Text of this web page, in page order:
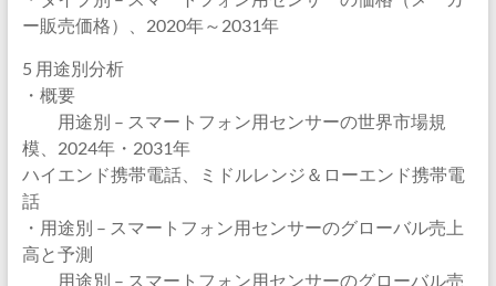
ー販売価格）、2020年～2031年
5 用途別分析
・概要
用途別 – スマートフォン用センサーの世界市場規
模、2024年・2031年
ハイエンド携帯電話、ミドルレンジ＆ローエンド携帯電
話
・用途別 – スマートフォン用センサーのグローバル売上
高と予測
用途別 – スマートフォン用センサーのグローバル売